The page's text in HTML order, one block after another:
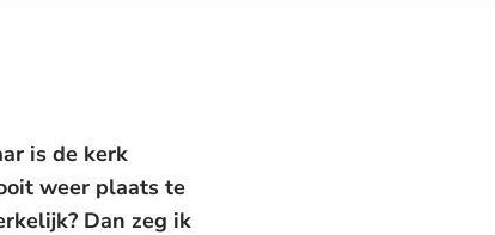
is de kerk
weer plaats te
Dan zeg ik